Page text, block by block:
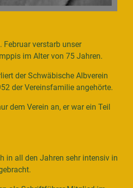
Februar verstarb unser
im Alter von 75 Jahren.
der Schwäbische Albverein
der Vereinsfamilie angehörte.
dem Verein an, er war ein Teil
in all den Jahren sehr intensiv in